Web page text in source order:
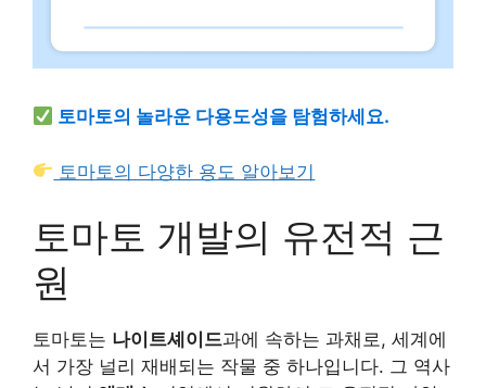
토마토의 놀라운 다용도성을 탐험하세요.
토마토의 다양한 용도 알아보기
토마토 개발의 유전적 근
원
토마토는 나이트셰이드과에 속하는 과채로, 세계에
서 가장 널리 재배되는 작물 중 하나입니다. 그 역사